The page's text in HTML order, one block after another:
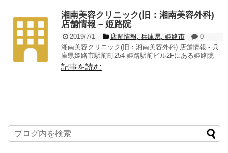
湘南美容クリニック(旧：湘南美容外科)
店舗情報 – 姫路院
2019/7/1 店舗情報, 兵庫県, 姫路市
0
湘南美容クリニック(旧：湘南美容外科) 店舗情報 - 兵
庫県姫路市駅前町254 姫路駅前ビル2Fにある姫路院
記事を読む